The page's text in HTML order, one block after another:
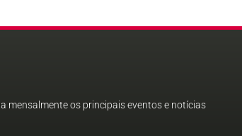
mensalmente os principais eventos e notícias